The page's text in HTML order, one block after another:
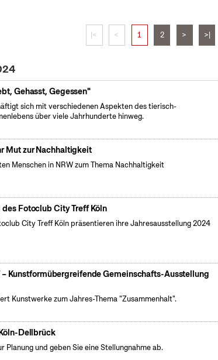
|< < 1 2 > >|
Gehasst, Gegessen"
sich mit verschiedenen Aspekten des tierisch-
über viele Jahrhunderte hinweg.
Mut zur Nachhaltigkeit
Menschen in NRW zum Thema Nachhaltigkeit
Fotoclub City Treff Köln
City Treff Köln präsentieren ihre Jahresausstellung 2024
– Kunstformübergreifende Gemeinschafts-Ausstellung
Kunstwerke zum Jahres-Thema "Zusammenhalt".
Dellbrück
Planung und geben Sie eine Stellungnahme ab.